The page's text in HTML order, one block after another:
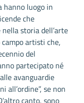
hanno luogo in
che
storia dell’arte
artisti che,
del
partecipato né
avanguardie
all’ordine”, se non
canto, sono